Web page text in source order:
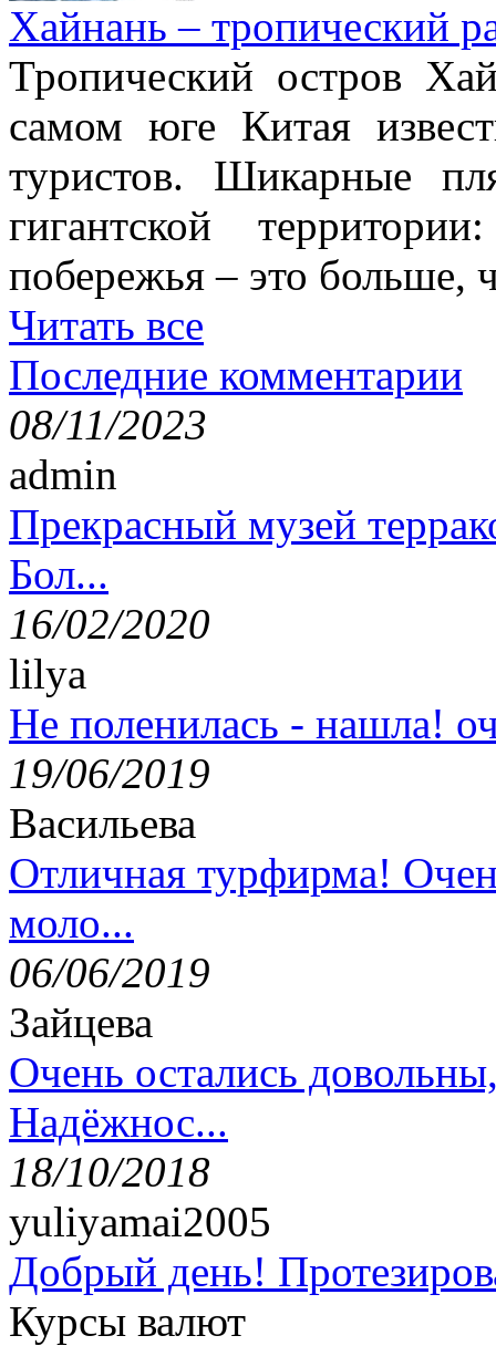
Хайнань – тропический
Тропический остров
самом юге Китая
туристов. Шикарные
гигантской
побережья – это
Читать все
Последние комментарии
08/11/2023
admin
Прекрасный музей
Бол...
16/02/2020
lilya
Не поленилась - нашла!
19/06/2019
Васильева
Отличная турфирма!
моло...
06/06/2019
Зайцева
Очень остались
Надёжнос...
18/10/2018
yuliyamai2005
Добрый день!
Курсы валют